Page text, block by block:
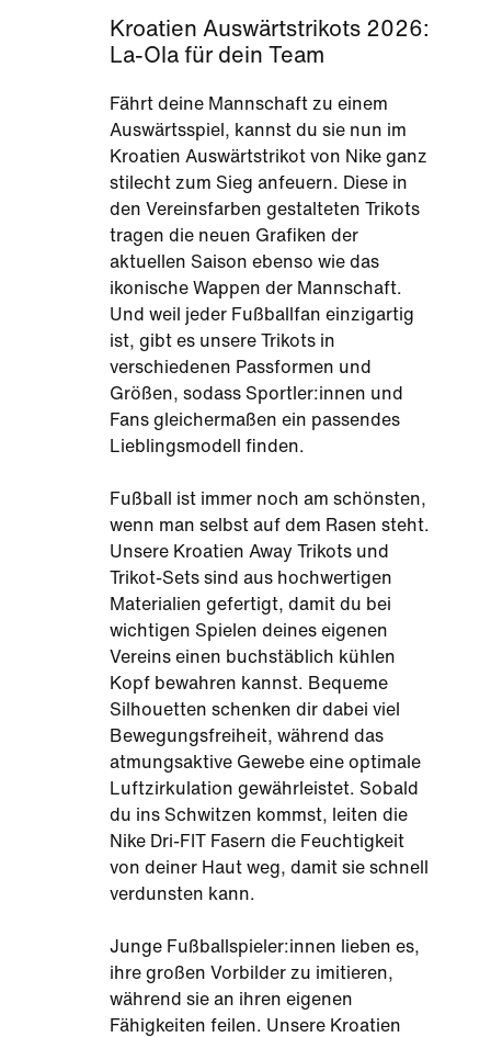
Kroatien Auswärtstrikots 2026:
La-Ola für dein Team
Fährt deine Mannschaft zu einem
Auswärtsspiel, kannst du sie nun im
Kroatien Auswärtstrikot von Nike ganz
stilecht zum Sieg anfeuern. Diese in
den Vereinsfarben gestalteten Trikots
tragen die neuen Grafiken der
aktuellen Saison ebenso wie das
ikonische Wappen der Mannschaft.
Und weil jeder Fußballfan einzigartig
ist, gibt es unsere Trikots in
verschiedenen Passformen und
Größen, sodass Sportler:innen und
Fans gleichermaßen ein passendes
Lieblingsmodell finden.
Fußball ist immer noch am schönsten,
wenn man selbst auf dem Rasen steht.
Unsere Kroatien Away Trikots und
Trikot-Sets sind aus hochwertigen
Materialien gefertigt, damit du bei
wichtigen Spielen deines eigenen
Vereins einen buchstäblich kühlen
Kopf bewahren kannst. Bequeme
Silhouetten schenken dir dabei viel
Bewegungsfreiheit, während das
atmungsaktive Gewebe eine optimale
Luftzirkulation gewährleistet. Sobald
du ins Schwitzen kommst, leiten die
Nike Dri-FIT Fasern die Feuchtigkeit
von deiner Haut weg, damit sie schnell
verdunsten kann.
Junge Fußballspieler:innen lieben es,
ihre großen Vorbilder zu imitieren,
während sie an ihren eigenen
Fähigkeiten feilen. Unsere Kroatien